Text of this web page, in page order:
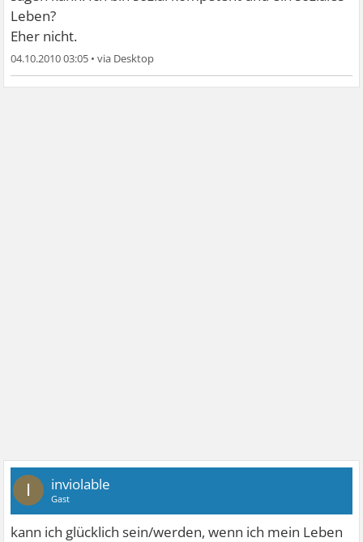
Leben?
Eher nicht.
04.10.2010 03:05 •
I inviolable
Gast
kann ich glücklich sein/werden, wenn ich mein Leben